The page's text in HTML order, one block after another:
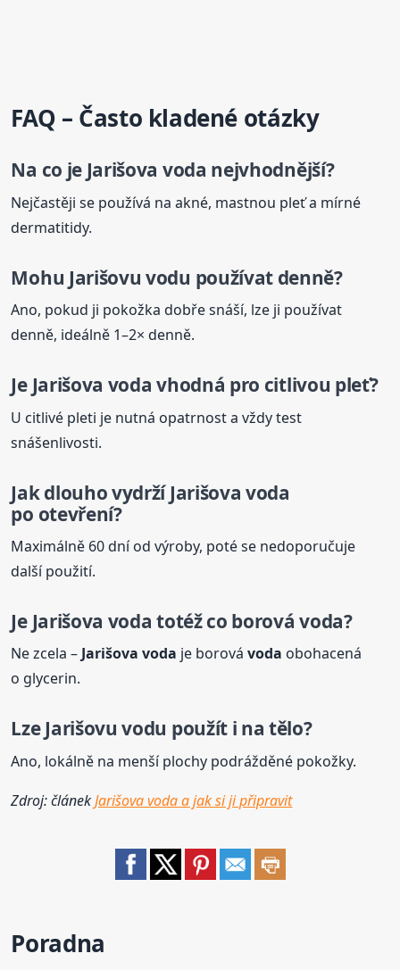
FAQ – Často kladené otázky
Na co je Jarišova voda nejvhodnější?
Nejčastěji se používá na akné, mastnou pleť a mírné
dermatitidy.
Mohu Jarišovu vodu používat denně?
Ano, pokud ji pokožka dobře snáší, lze ji používat
denně, ideálně 1–2× denně.
Je Jarišova voda vhodná pro citlivou pleť?
U citlivé pleti je nutná opatrnost a vždy test
snášenlivosti.
Jak dlouho vydržíJarišova voda
po otevření?
Maximálně 60 dní od výroby, poté se nedoporučuje
další použití.
Je Jarišova voda totéž co borovávoda?
Ne zcela – Jarišova voda je borovávoda obohacená
o glycerin.
Lze Jarišovu vodu použít i na tělo?
Ano, lokálně na menší plochy podrážděné pokožky.
Zdroj: článekJarišova voda a jak si ji připravit
Poradna